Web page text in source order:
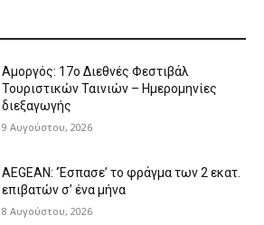
Αμοργός: 17ο Διεθνές Φεστιβάλ
Τουριστικών Ταινιών – Ημερομηνίες
διεξαγωγής
9 Αυγούστου, 2026
AEGEAN: ‘Έσπασε’ το φράγμα των 2 εκατ.
επιβατών σ’ ένα μήνα
8 Αυγούστου, 2026